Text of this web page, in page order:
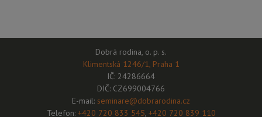
Dobrá rodina, o. p. s.
Klimentská 1246/1, Praha 1
IČ: 24286664
DIČ: CZ699004766
E-mail: seminare@dobrarodina.cz
Telefon: +420 720 833 545, +420 720 839 110